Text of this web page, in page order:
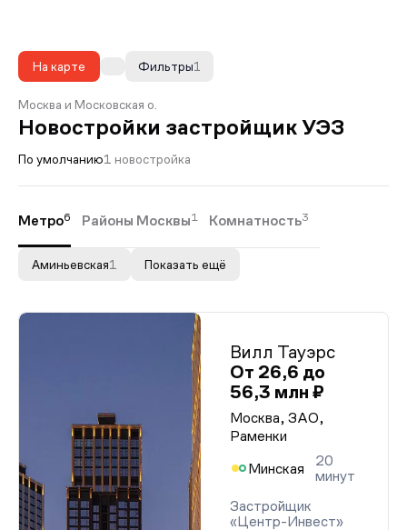
На карте 1
Фильтры
Москва и Московская о.
Новостройки застройщик УЭЗ
По умолчанию1 новостройка
Метро6 Районы Москвы1 Комнатность3
Аминьевская1 Показать ещё
Вилл Тауэрс
От 26,6 до
56,3 млн ₽
Москва, ЗАО,
Раменки
Минская
20
минут
Застройщик
«Центр-Инвест»